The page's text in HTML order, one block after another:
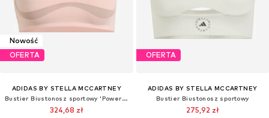
Nowość
OFERTA
ADIDAS BY STELLA MCCARTNEY
Bustier Biustonosz sportowy 'Power Impact'
324,68 zł
OFERTA
ADIDAS BY STELLA MCCARTNEY
Bustier Biustonosz sportowy
275,92 zł